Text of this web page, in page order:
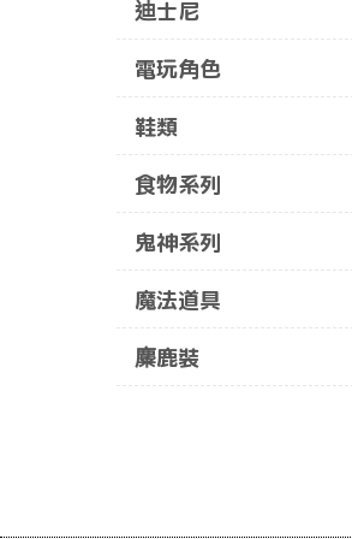
迪士尼
電玩角色
鞋類
食物系列
鬼神系列
魔法道具
麋鹿裝